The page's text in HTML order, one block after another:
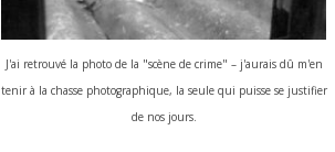
J'ai retrouvé la photo de la "scène de crime" – j'aurais dû m'en
tenir à la chasse photographique, la seule qui puisse se justifier
de nos jours.